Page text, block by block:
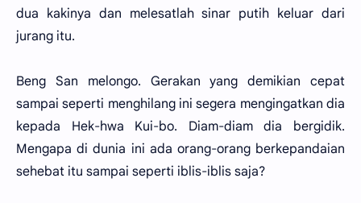
dua kakinya dan melesatlah sinar putih keluar dari
jurang itu.
Beng San melongo. Gerakan yang demikian cepat
sampai seperti menghilang ini segera mengingatkan dia
kepada Hek-hwa Kui-bo. Diam-diam dia bergidik.
Mengapa di dunia ini ada orang-orang berkepandaian
sehebat itu sampai seperti iblis-iblis saja?